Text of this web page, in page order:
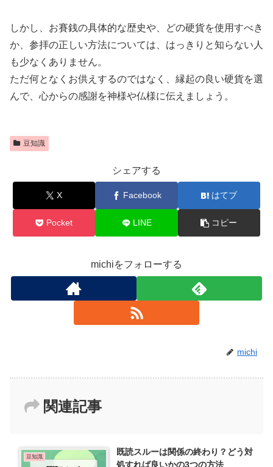
しかし、お賽銭の具体的な歴史や、どの硬貨を使用すべき
か、参拝の正しい方法については、はっきりと知らない人
も少なくありません。
ただ何となくお供えするのではなく、縁起の良い硬貨を選
んで、心からの感謝を神様や仏様に伝えましょう。
豆知識
シェアする
X Facebook はてブ
Pocket LINE コピー
michiをフォローする
michi
関連記事
豆知識
既読スルーは関係の終わり？どう対
処すれば良いかの3つの方法